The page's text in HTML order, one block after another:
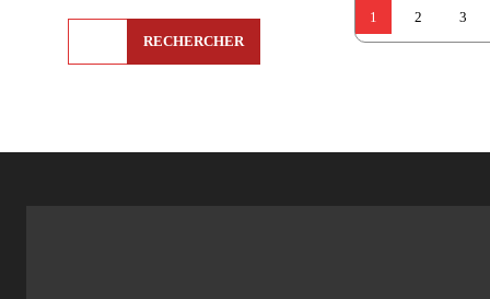
RECHERCHER
1 2 3